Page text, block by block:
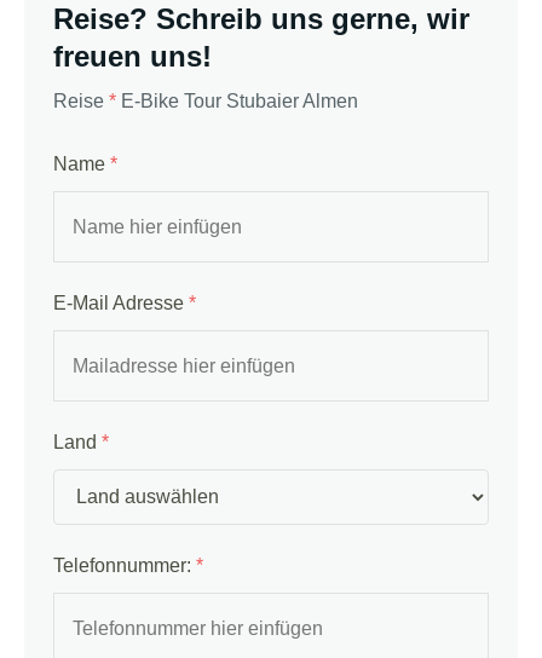
Reise? Schreib uns gerne, wir
freuen uns!
Reise * E-Bike Tour Stubaier Almen
Name *
E-Mail Adresse *
Land *
Telefonnummer: *